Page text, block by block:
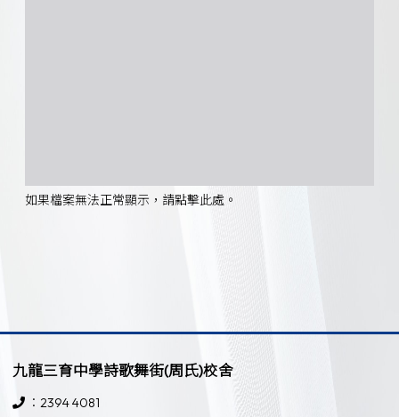
如果檔案無法正常顯示，請點擊此處。
九龍三育中學詩歌舞街(周氏)校舍
：2394 4081